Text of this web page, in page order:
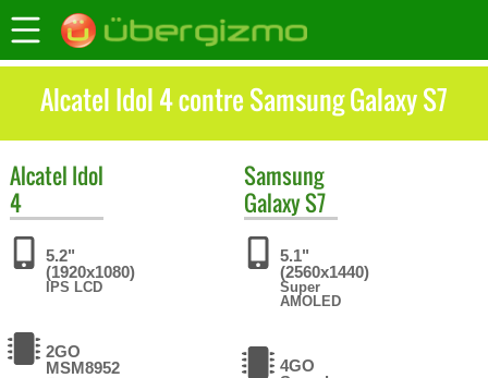
Alcatel Idol 4 contre Samsung Galaxy S7
Alcatel Idol
4
5.2"
(1920x1080)
IPS LCD
2GO
MSM8952
Samsung
Galaxy S7
5.1"
(2560x1440)
Super
AMOLED
4GO